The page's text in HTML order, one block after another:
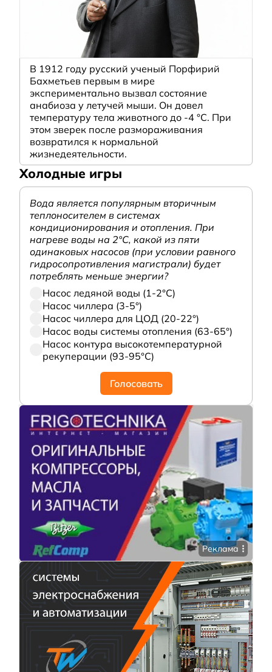
В 1912 году русский ученый Порфирий
Бахметьев первым в мире
экспериментально вызвал состояние
анабиоза у летучей мыши. Он довел
температуру тела животного до -4 °C. При
этом зверек после размораживания
возвратился к нормальной
жизнедеятельности.
Холодные игры
Вода является популярным вторичным
теплоносителем в системах
кондиционирования и отопления. При
нагреве воды на 2°С, какой из пяти
одинаковых насосов (при условии равного
гидросопротивления магистрали) будет
потреблять меньше энергии?
Насос ледяной воды (1-2°С)
Насос чиллера (3-5°)
Насос чиллера для ЦОД (20-22°)
Насос воды системы отопления (63-65°)
Насос контура высокотемпературной
рекуперации (93-95°С)
Голосовать
Реклама